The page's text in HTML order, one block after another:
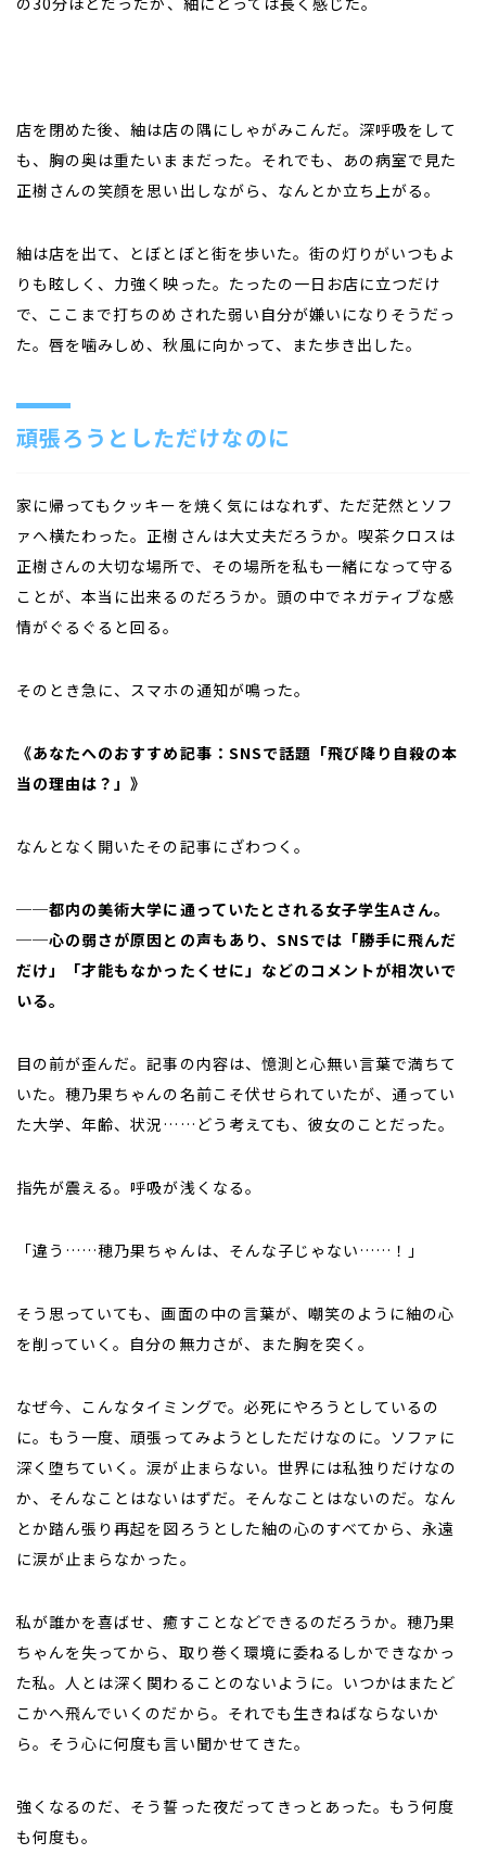
店を閉めた後、紬は店の隅にしゃがみこんだ。深呼吸をして
も、胸の奥は重たいままだった。それでも、あの病室で見た
正樹さんの笑顔を思い出しながら、なんとか立ち上がる。
紬は店を出て、とぼとぼと街を歩いた。街の灯りがいつもよ
りも眩しく、力強く映った。たったの一日お店に立つだけ
で、ここまで打ちのめされた弱い自分が嫌いになりそうだっ
た。唇を噛みしめ、秋風に向かって、また歩き出した。
頑張ろうとしただけなのに
家に帰ってもクッキーを焼く気にはなれず、ただ茫然とソフ
ァへ横たわった。正樹さんは大丈夫だろうか。喫茶クロスは
正樹さんの大切な場所で、その場所を私も一緒になって守る
ことが、本当に出来るのだろうか。頭の中でネガティブな感
情がぐるぐると回る。
そのとき急に、スマホの通知が鳴った。
《あなたへのおすすめ記事：SNSで話題「飛び降り自殺の本
当の理由は？」》
なんとなく開いたその記事にざわつく。
──都内の美術大学に通っていたとされる女子学生Aさん。
──心の弱さが原因との声もあり、SNSでは「勝手に飛んだ
だけ」「才能もなかったくせに」などのコメントが相次いで
いる。
目の前が歪んだ。記事の内容は、憶測と心無い言葉で満ちて
いた。穂乃果ちゃんの名前こそ伏せられていたが、通ってい
た大学、年齢、状況……どう考えても、彼女のことだった。
指先が震える。呼吸が浅くなる。
「違う……穂乃果ちゃんは、そんな子じゃない……！」
そう思っていても、画面の中の言葉が、嘲笑のように紬の心
を削っていく。自分の無力さが、また胸を突く。
なぜ今、こんなタイミングで。必死にやろうとしているの
に。もう一度、頑張ってみようとしただけなのに。ソファに
深く堕ちていく。涙が止まらない。世界には私独りだけなの
か、そんなことはないはずだ。そんなことはないのだ。なん
とか踏ん張り再起を図ろうとした紬の心のすべてから、永遠
に涙が止まらなかった。
私が誰かを喜ばせ、癒すことなどできるのだろうか。穂乃果
ちゃんを失ってから、取り巻く環境に委ねるしかできなかっ
た私。人とは深く関わることのないように。いつかはまたど
こかへ飛んでいくのだから。それでも生きねばならないか
ら。そう心に何度も言い聞かせてきた。
強くなるのだ、そう誓った夜だってきっとあった。もう何度
も何度も。